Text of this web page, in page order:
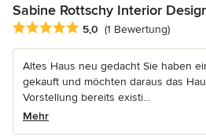
Sabine Rottschy Interior
Durchschnittliche Bewertung: 5 von
5,0 (1 Bewertung)
Altes Haus neu gedacht Sie haben
gekauft und möchten daraus das
Vorstellung bereits existi...
Mehr